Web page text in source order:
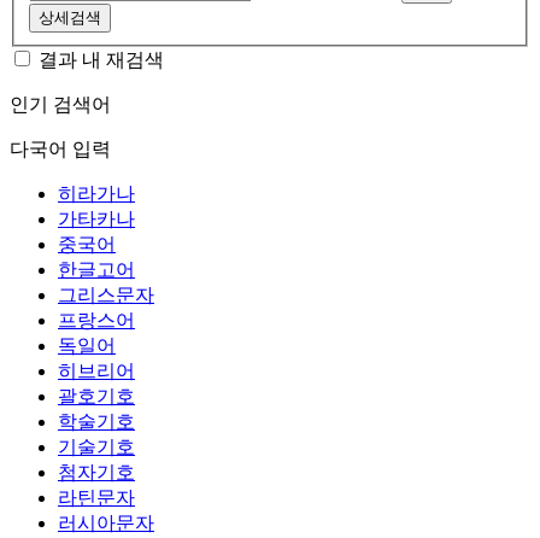
상세검색
결과 내 재검색
인기 검색어
다국어 입력
히라가나
가타카나
중국어
한글고어
그리스문자
프랑스어
독일어
히브리어
괄호기호
학술기호
기술기호
첨자기호
라틴문자
러시아문자